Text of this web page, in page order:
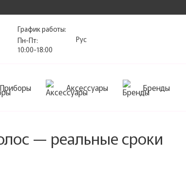
График работы:
Пн-Пт:
10:00-18:00
Рус
Приборы Аксессуары Бренды
— реальные сроки